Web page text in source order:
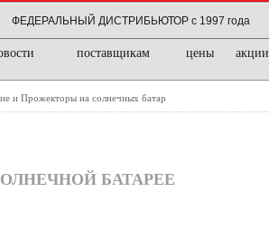
ФЕДЕРАЛЬНЫЙ ДИСТРИБЬЮТОР с 1997 года
поставщикам цены акции
и Прожекторы на солнечных батар
БАТАРЕЕ